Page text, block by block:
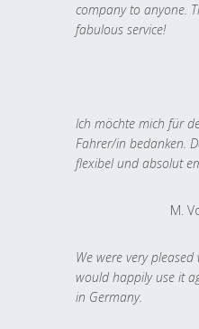
company to anyone.
fabulous service!
Ich möchte mich für
Fahrer/in bedanken.
flexibel und absolut
M.
We were very
would happily use it
in Germany.